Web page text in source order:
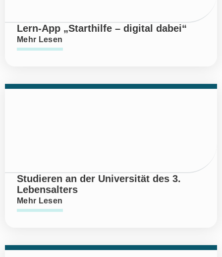
Lern-App „Starthilfe – digital dabei“
Mehr Lesen
Studieren an der Universität des 3.
Lebensalters
Mehr Lesen